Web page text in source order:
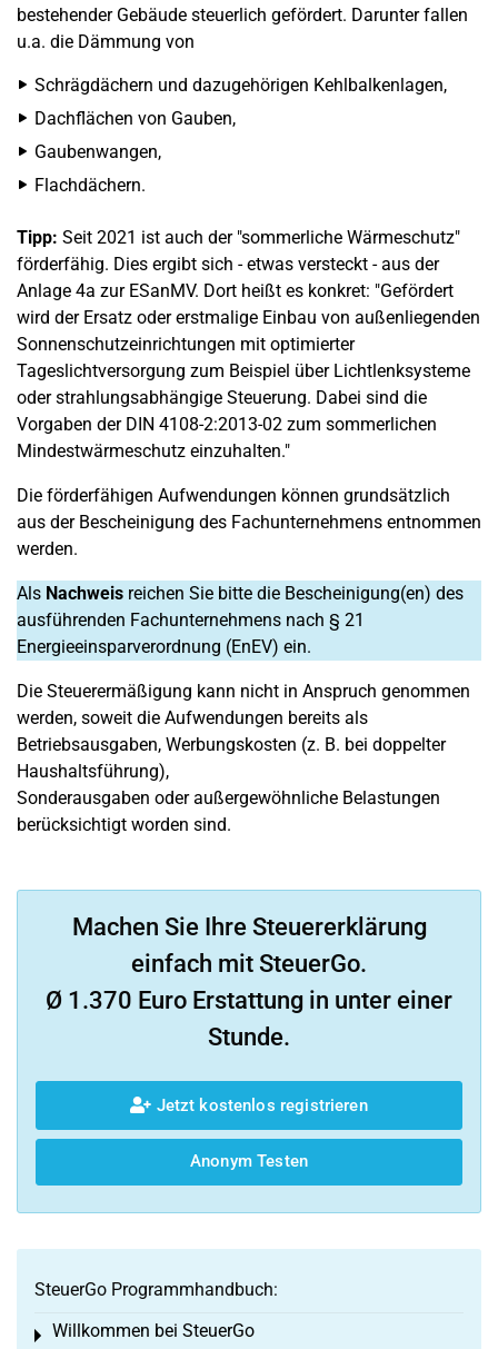
bestehender Gebäude steuerlich gefördert. Darunter fallen
u.a. die Dämmung von
Schrägdächern und dazugehörigen Kehlbalkenlagen,
Dachflächen von Gauben,
Gaubenwangen,
Flachdächern.
Tipp: Seit 2021 ist auch der "sommerliche Wärmeschutz"
förderfähig. Dies ergibt sich - etwas versteckt - aus der
Anlage 4a zur ESanMV. Dort heißt es konkret: "Gefördert
wird der Ersatz oder erstmalige Einbau von außenliegenden
Sonnenschutzeinrichtungen mit optimierter
Tageslichtversorgung zum Beispiel über Lichtlenksysteme
oder strahlungsabhängige Steuerung. Dabei sind die
Vorgaben der DIN 4108-2:2013-02 zum sommerlichen
Mindestwärmeschutz einzuhalten."
Die förderfähigen Aufwendungen können grundsätzlich
aus der Bescheinigung des Fachunternehmens entnommen
werden.
Als Nachweis reichen Sie bitte die Bescheinigung(en) des
ausführenden Fachunternehmens nach § 21
Energieeinsparverordnung (EnEV) ein.
Die Steuerermäßigung kann nicht in Anspruch genommen
werden, soweit die Aufwendungen bereits als
Betriebsausgaben, Werbungskosten (z. B. bei doppelter
Haushaltsführung),
Sonderausgaben oder außergewöhnliche Belastungen
berücksichtigt worden sind.
Machen Sie Ihre Steuererklärung
einfach mit SteuerGo.
Ø 1.370 Euro Erstattung in unter einer
Stunde.
Jetzt kostenlos registrieren
Anonym Testen
SteuerGo Programmhandbuch:
Willkommen bei SteuerGo
Toggle menu